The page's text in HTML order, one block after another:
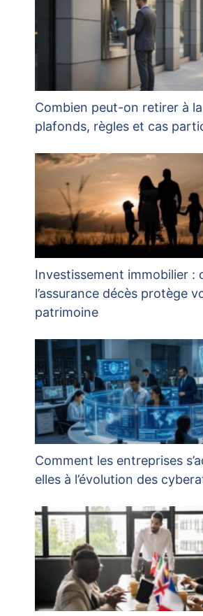
Combien peut-on retirer à
plafonds, règles et cas
Investissement immobilier :
l’assurance décès protège
patrimoine
Comment les entreprises
elles à l’évolution des